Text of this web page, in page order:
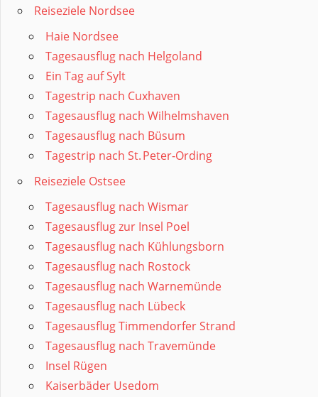
Reiseziele Nordsee
Haie Nordsee
Tagesausflug nach Helgoland
Ein Tag auf Sylt
Tagestrip nach Cuxhaven
Tagesausflug nach Wilhelmshaven
Tagesausflug nach Büsum
Tagestrip nach St. Peter‑Ording
Reiseziele Ostsee
Tagesausflug nach Wismar
Tagesausflug zur Insel Poel
Tagesausflug nach Kühlungsborn
Tagesausflug nach Rostock
Tagesausflug nach Warnemünde
Tagesausflug nach Lübeck
Tagesausflug Timmendorfer Strand
Tagesausflug nach Travemünde
Insel Rügen
Kaiserbäder Usedom